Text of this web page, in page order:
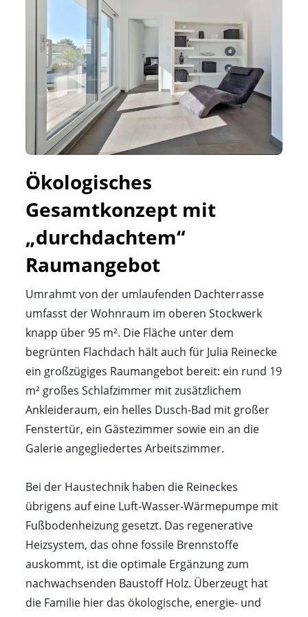
Ökologisches
Gesamtkonzept mit
„durchdachtem“
Raumangebot
Umrahmt von der umlaufenden Dachterrasse
umfasst der Wohnraum im oberen Stockwerk
knapp über 95 m². Die Fläche unter dem
begrünten Flachdach hält auch für Julia Reinecke
ein großzügiges Raumangebot bereit: ein rund 19
m² großes Schlafzimmer mit zusätzlichem
Ankleideraum, ein helles Dusch-Bad mit großer
Fenstertür, ein Gästezimmer sowie ein an die
Galerie angegliedertes Arbeitszimmer.
Bei der Haustechnik haben die Reineckes
übrigens auf eine Luft-Wasser-Wärmepumpe mit
Fußbodenheizung gesetzt. Das regenerative
Heizsystem, das ohne fossile Brennstoffe
auskommt, ist die optimale Ergänzung zum
nachwachsenden Baustoff Holz. Überzeugt hat
die Familie hier das ökologische, energie- und